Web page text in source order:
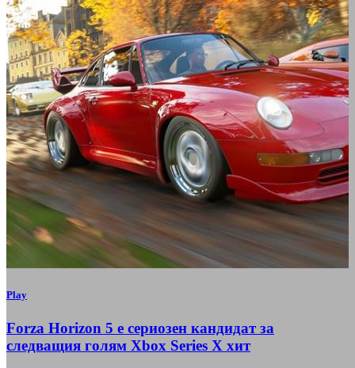
Play
Forza Horizon 5 е сериозен кандидат за
следващия голям Xbox Series X хит